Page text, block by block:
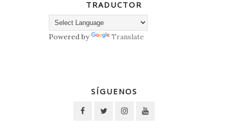
TRADUCTOR
Powered by Translate
SÍGUENOS